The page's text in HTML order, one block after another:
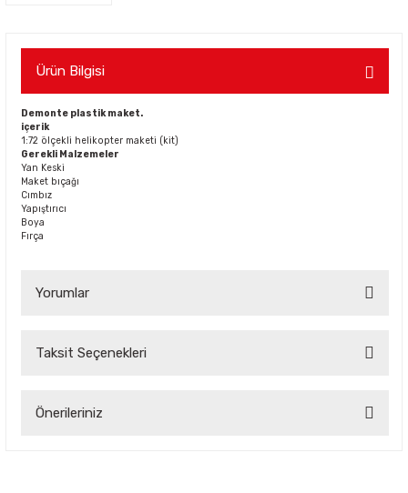
Ürün Bilgisi
Demonte plastik maket.
içerik
1:72 ölçekli helikopter maketi (kit)
Gerekli Malzemeler
Yan Keski
Maket bıçağı
Cımbız
Yapıştırıcı
Boya
Fırça
Yorumlar
Taksit Seçenekleri
Önerileriniz